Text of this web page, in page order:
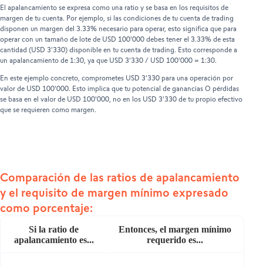
El apalancamiento se expresa como una ratio y se basa en los requisitos de
margen de tu cuenta. Por ejemplo, si las condiciones de tu cuenta de trading
disponen un margen del 3.33% necesario para operar, esto significa que para
operar con un tamaño de lote de USD 100'000 debes tener el 3.33% de esta
cantidad (USD 3'330) disponible en tu cuenta de trading. Esto corresponde a
un apalancamiento de 1:30, ya que USD 3'330 / USD 100'000 = 1:30.
En este ejemplo concreto, comprometes USD 3'330 para una operación por
valor de USD 100'000. Esto implica que tu potencial de ganancias O pérdidas
se basa en el valor de USD 100'000, no en los USD 3'330 de tu propio efectivo
que se requieren como margen.
Comparación de las ratios de apalancamiento
y el requisito de margen mínimo expresado
como porcentaje:
Si la ratio de
apalancamiento es...
Entonces, el margen mínimo
requerido es...